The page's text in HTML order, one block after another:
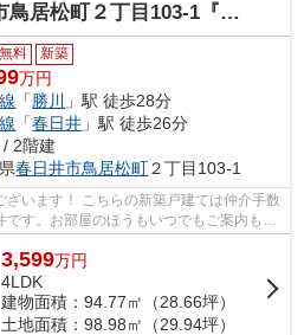
町２丁目103-1『仲介料無料』新築戸建て
料 新築
万円
「勝川
」駅 徒歩28分
「春日井 」駅 徒歩26分
2階建
春日井市鳥居松町２丁目103-1
います！ こちらの新築戸建ては仲介手数
す。お部屋のほうもいつでもご案内もさ
下...
3,599万円
4LDK
建物面積：94.77㎡（28.66坪）
土地面積：98.98㎡（29.94坪）